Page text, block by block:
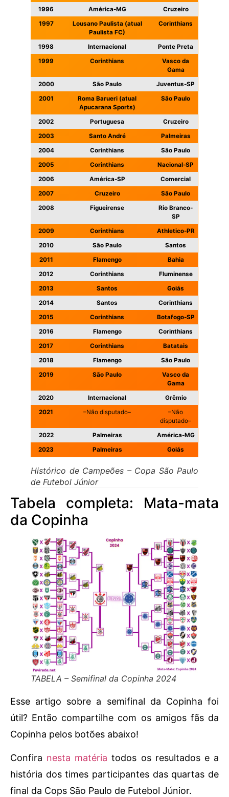
1996 América-MG
Cruzeiro
1997
Lousano Paulista (atual
Paulista FC)
Corinthians
1998 Internacional
Ponte Preta
1999
Corinthians
Vasco da
Gama
2000
São Paulo
Juventus-SP
2001
Roma Barueri (atual
Apucarana Sports)
São Paulo
2002 Portuguesa
Cruzeiro
2003
Santo André
Palmeiras
2004
Corinthians
São Paulo
2005
Corinthians
Nacional-SP
2006
América-SP
Comercial
2007
Cruzeiro
São Paulo
2008
Figueirense
Rio Branco-
SP
2009
Corinthians
Athletico-PR
2010
São Paulo
Santos
2011
Flamengo
Bahia
2012
Corinthians
Fluminense
2013
Santos
Goiás
2014
Santos
Corinthians
2015
Corinthians
Botafogo-SP
2016
Flamengo
Corinthians
2017
Corinthians
Batatais
2018
Flamengo
São Paulo
2019
São Paulo
Vasco da
Gama
2020
Internacional
Grêmio
2021
–Não disputado–
–Não
disputado–
2022
Palmeiras
América-MG
2023
Palmeiras Goiás
Histórico de Campeões – Copa São Paulo
de Futebol Júnior
Tabela completa: Mata-mata
da Copinha
TABELA – Semifinal da Copinha 2024
Esse artigo sobre a semifinal da Copinha foi
útil? Então compartilhe com os amigos fãs da
Copinha pelos botões abaixo!
Confira nesta matéria todos os resultados e a
história dos times participantes das quartas de
final da Cops São Paulo de Futebol Júnior.